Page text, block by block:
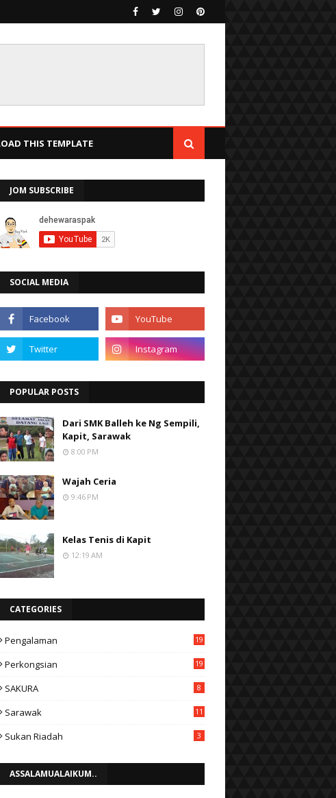
THIS TEMPLATE
JOM SUBSCRIBE
SOCIAL MEDIA
POPULAR POSTS
Dari SMK Balleh ke Ng Sempili,
Kapit, Sarawak
8:00 PM
Wajah Ceria
9:46 PM
Kelas Tenis di Kapit
12:19 AM
CATEGORIES
Pengalaman 19
Perkongsian 19
SAKURA 8
Sarawak 11
Sukan Riadah 3
ASSALAMUALAIKUM..